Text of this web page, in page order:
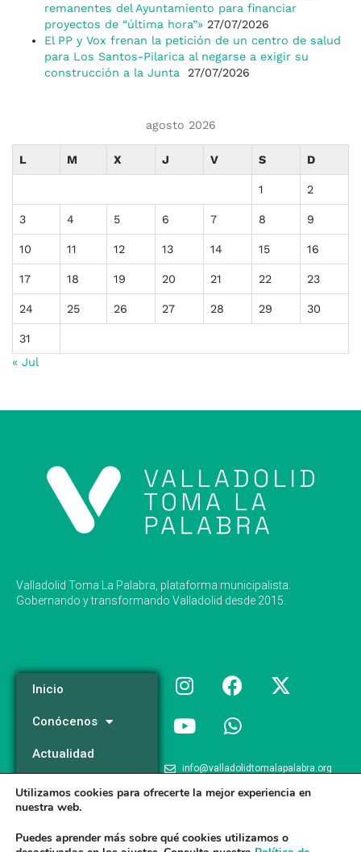
remanentes del Ayuntamiento para financiar
proyectos de “última hora”» 27/07/2026
El PP y Vox frenan la petición de un centro de salud
para Los Santos-Pilarica al negarse a exigir su
construcción a la Junta
27/07/2026
agosto 2026
L M X J V S D
1 2
3 4 5 6 7 8 9
10 11 12 13 14 15 16
17 18 19 20 21 22 23
24 25 26 27 28 29 30
31
« Jul
Valladolid Toma La Palabra, plataforma municipalista.
Gobernando y transformando Valladolid desde 2015.
Inicio
Conócenos
Actualidad
Programa
info@valladolidtomalapalabra.org
+34 983 426 124
Utilizamos cookies para ofrecerte la mejor experiencia en
nuestra web.
Puedes aprender más sobre qué cookies utilizamos o